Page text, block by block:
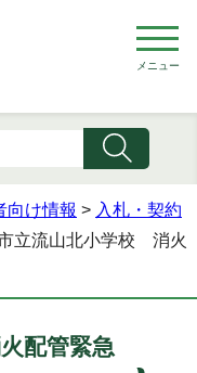
メニュー
向け情報 > 入札・契約
立流山北小学校 消火
配管緊急